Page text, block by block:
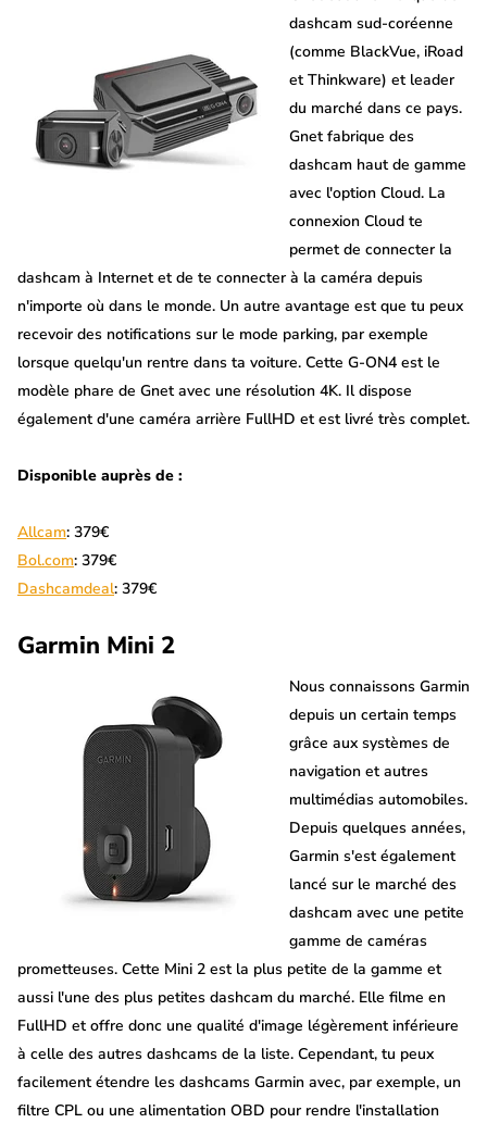
dashcam sud-coréenne
(comme BlackVue, iRoad
et Thinkware) et leader
du marché dans ce pays.
Gnet fabrique des
dashcam haut de gamme
avec l'option Cloud. La
connexion Cloud te
permet de connecter la
dashcam à Internet et de te connecter à la caméra depuis
n'importe où dans le monde. Un autre avantage est que tu peux
recevoir des notifications sur le mode parking, par exemple
lorsque quelqu'un rentre dans ta voiture. Cette G-ON4 est le
modèle phare de Gnet avec une résolution 4K. Il dispose
également d'une caméra arrière FullHD et est livré très complet.
Disponible auprès de :
Allcam: 379€
Bol.com: 379€
Dashcamdeal: 379€
Garmin Mini 2
Nous connaissons Garmin
depuis un certain temps
grâce aux systèmes de
navigation et autres
multimédias automobiles.
Depuis quelques années,
Garmin s'est également
lancé sur le marché des
dashcam avec une petite
gamme de caméras
prometteuses. Cette Mini 2 est la plus petite de la gamme et
aussi l'une des plus petites dashcam du marché. Elle filme en
FullHD et offre donc une qualité d'image légèrement inférieure
à celle des autres dashcams de la liste. Cependant, tu peux
facilement étendre les dashcams Garmin avec, par exemple, un
filtre CPL ou une alimentation OBD pour rendre l'installation